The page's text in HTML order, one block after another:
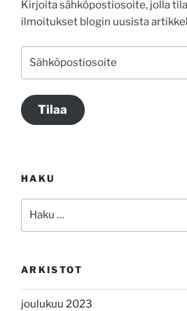
Kirjoita sähköpostiosoite, jolla
ilmoitukset blogin uusista
Tilaa
HAKU
ARKISTOT
joulukuu 2023